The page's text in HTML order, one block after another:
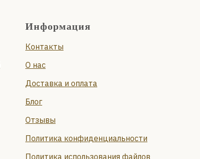
Информация
Контакты
О нас
Доставка и оплата
Блог
Отзывы
Политика конфиденциальности
Политика использования файлов